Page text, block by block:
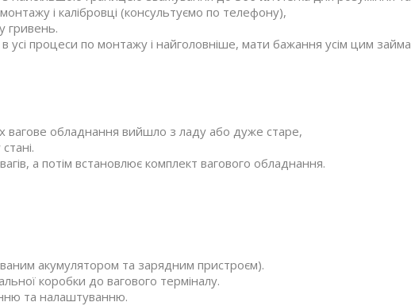
і калібровці (консультуємо по телефону),
гривень.
усі процеси по монтажу і найголовніше, мати бажання усім цим займа
вагове обладнання вийшло з ладу або дуже старе,
а потім встановлює комплект вагового обладнання.
акумулятором та зарядним пристроєм).
коробки до вагового терміналу.
та налаштуванню.